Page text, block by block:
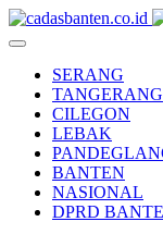
SERANG
TANGERANG
CILEGON
LEBAK
BANTEN
NASIONAL
DPRD